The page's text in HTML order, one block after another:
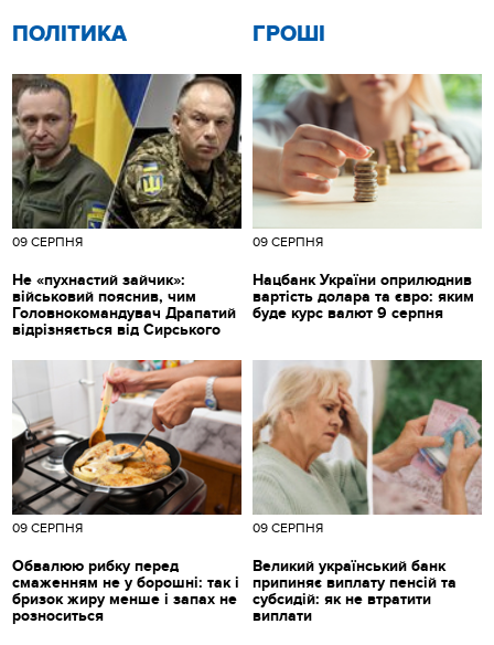
ПОЛІТИКА
09 СЕРПНЯ
Не «пухнастий зайчик»:
військовий пояснив, чим
Головнокомандувач Драпатий
відрізняється від Сирського
ГРОШІ
09 СЕРПНЯ
Нацбанк України оприлюднив
вартість долара та євро: яким
буде курс валют 9 серпня
09 СЕРПНЯ
Обвалюю рибку перед
смаженням не у борошні: так і
бризок жиру менше і запах не
розноситься
09 СЕРПНЯ
Великий український банк
припиняє виплату пенсій та
субсидій: як не втратити
виплати